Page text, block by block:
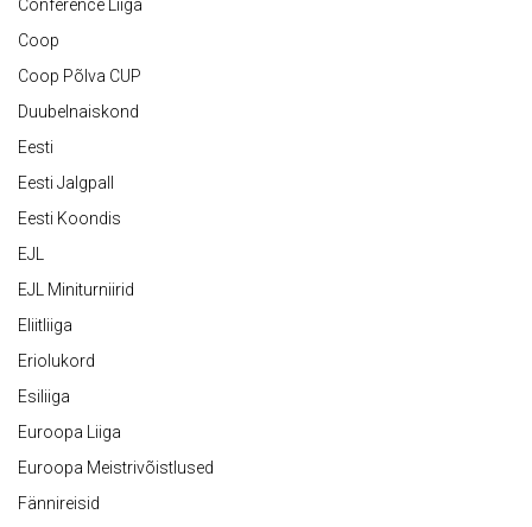
Conference Liiga
Coop
Coop Põlva CUP
Duubelnaiskond
Eesti
Eesti Jalgpall
Eesti Koondis
EJL
EJL Miniturniirid
Eliitliiga
Eriolukord
Esiliiga
Euroopa Liiga
Euroopa Meistrivõistlused
Fännireisid